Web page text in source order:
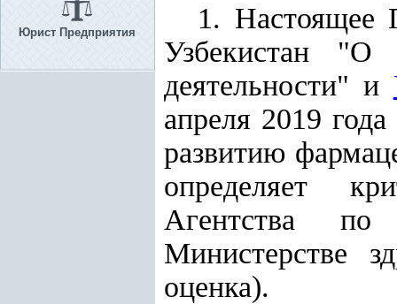
Юрист Предприятия
1. Настоящее
Узбекистан "О
деятельности" и
апреля 2019
развитию
определяет
Агентства по
Министерстве
оценка).